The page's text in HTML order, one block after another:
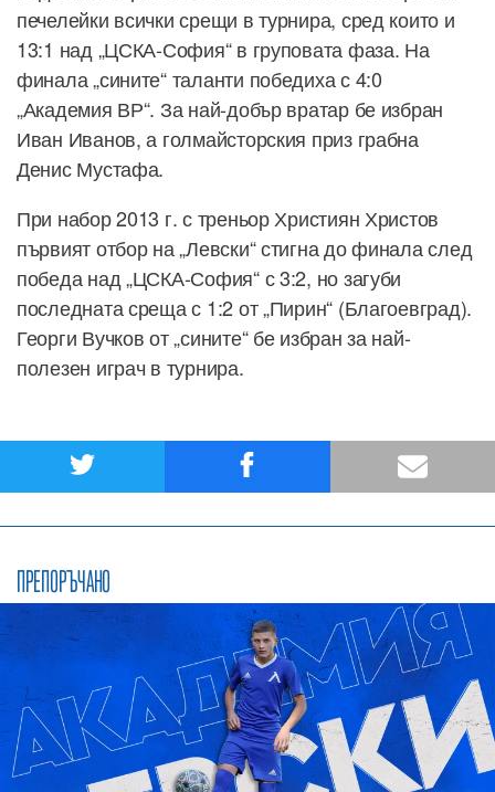
печелейки всички срещи в турнира, сред които и
13:1 над „ЦСКА-София“ в груповата фаза. На
финала „сините“ таланти победиха с 4:0
„Академия ВР“. За най-добър вратар бе избран
Иван Иванов, а голмайсторския приз грабна
Денис Мустафа.
При набор 2013 г. с треньор Християн Христов
първият отбор на „Левски“ стигна до финала след
победа над „ЦСКА-София“ с 3:2, но загуби
последната среща с 1:2 от „Пирин“ (Благоевград).
Георги Вучков от „сините“ бе избран за най-
полезен играч в турнира.
ПРЕПОРЪЧАНО